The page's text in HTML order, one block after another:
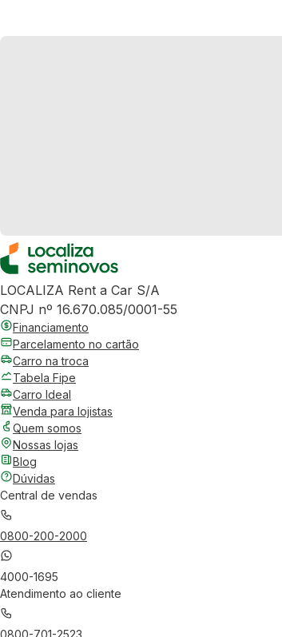
LOCALIZA Rent a Car S/A
CNPJ nº 16.670.085/0001-55
Financiamento
Parcelamento no cartão
Carro na troca
Tabela Fipe
Carro Ideal
Venda para lojistas
Quem somos
Nossas lojas
Blog
Dúvidas
Central de vendas
0800-200-2000
4000-1695
Atendimento ao cliente
0800-701-2523